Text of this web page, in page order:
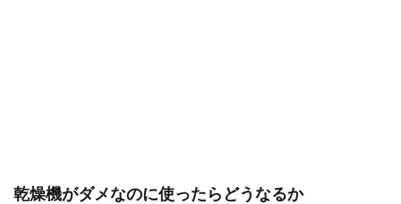
乾燥機がダメなのに使ったらどうなるか